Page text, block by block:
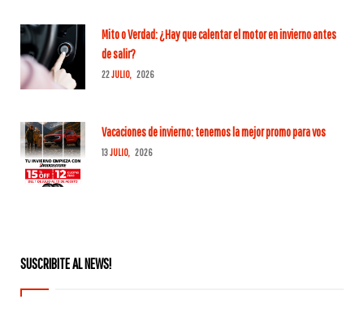
Mito o Verdad: ¿Hay que calentar el motor en invierno antes
de salir?
22JULIO, 2026
Vacaciones de invierno: tenemos la mejor promo para vos
13JULIO, 2026
SUSCRIBITE AL NEWS!